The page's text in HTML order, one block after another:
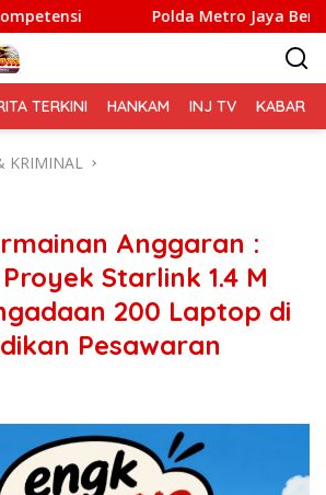
Polda Metro Jaya Berhasil
TERKINI HANKAM INJ TV KABAR
KRIMINAL
Anggaran :
Starlink 1.4 M
200 Laptop di
Pesawaran